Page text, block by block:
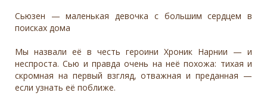
Сьюзен — маленькая девочка с большим сердцем в
поисках дома
Мы назвали её в честь героини Хроник Нарнии — и
неспроста. Сью и правда очень на неё похожа: тихая и
скромная на первый взгляд, отважная и преданная —
если узнать её поближе.